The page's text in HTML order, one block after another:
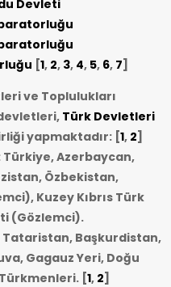
Devleti
[1, 2, 3, 4, 5, 6, 7]
ve Toplulukları
Türk Devletleri
yapmaktadır: [1, 2]
Türkiye, Azerbaycan,
Özbekistan,
Kuzey Kıbrıs Türk
(Gözlemci).
Tataristan, Başkurdistan,
Gagauz Yeri, Doğu
[1, 2]